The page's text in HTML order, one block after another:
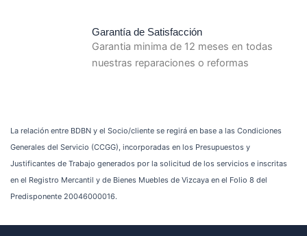
Garantía de Satisfacción
Garantia minima de 12 meses en todas
nuestras reparaciones o reformas
La relación entre BDBN y el Socio/cliente se regirá en base a las Condiciones
Generales del Servicio (CCGG), incorporadas en los Presupuestos y
Justificantes de Trabajo generados por la solicitud de los servicios e inscritas
en el Registro Mercantil y de Bienes Muebles de Vizcaya en el Folio 8 del
Predisponente 20046000016.